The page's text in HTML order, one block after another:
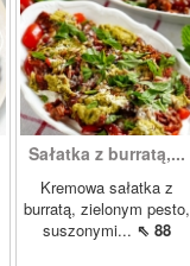
Sałatka z burratą,...
Kremowa sałatka z
burratą, zielonym pesto,
suszonymi... ⇖ 88